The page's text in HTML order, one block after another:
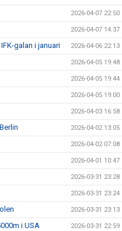
2026-04-07 22:50
2026-04-07 14:37
galan i januari 2026-04-06 22:13
2026-04-05 19:48
2026-04-05 19:44
2026-04-05 19:00
2026-04-03 16:58
2026-04-02 13:05
2026-04-02 07:08
2026-04-01 10:47
2026-03-31 23:28
2026-03-31 23:24
2026-03-31 23:13
i USA 2026-03-31 22:59